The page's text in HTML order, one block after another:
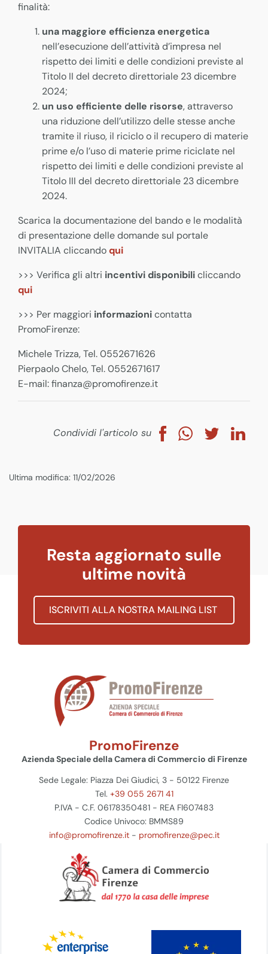
finalità:
una maggiore efficienza energetica
nell’esecuzione dell’attività d’impresa nel
rispetto dei limiti e delle condizioni previste al
Titolo II del decreto direttoriale 23 dicembre
2024;
un uso efficiente delle risorse, attraverso
una riduzione dell’utilizzo delle stesse anche
tramite il riuso, il riciclo o il recupero di materie
prime e/o l’uso di materie prime riciclate nel
rispetto dei limiti e delle condizioni previste al
Titolo III del decreto direttoriale 23 dicembre
2024.
Scarica la documentazione del bando e le modalità
di presentazione delle domande sul portale
INVITALIA cliccandoqui
>>> Verifica gli altri incentivi disponibilicliccando
qui
>>> Per maggiori informazionicontatta
PromoFirenze:
Michele Trizza, Tel. 0552671626
Pierpaolo Chelo, Tel. 0552671617
E-mail: finanza@promofirenze.it
Condividi l'articolo su
Ultima modifica: 11/02/2026
Resta aggiornato sulle
ultime novità
ISCRIVITI ALLA NOSTRA MAILING LIST
PromoFirenze
Azienda Speciale della Camera di Commercio di Firenze
Sede Legale: Piazza Dei Giudici, 3 - 50122 Firenze
Tel. +39 055 2671 41
P.IVA - C.F. 06178350481 - REA FI607483
Codice Univoco: BMMS89
info@promofirenze.it- promofirenze@pec.it